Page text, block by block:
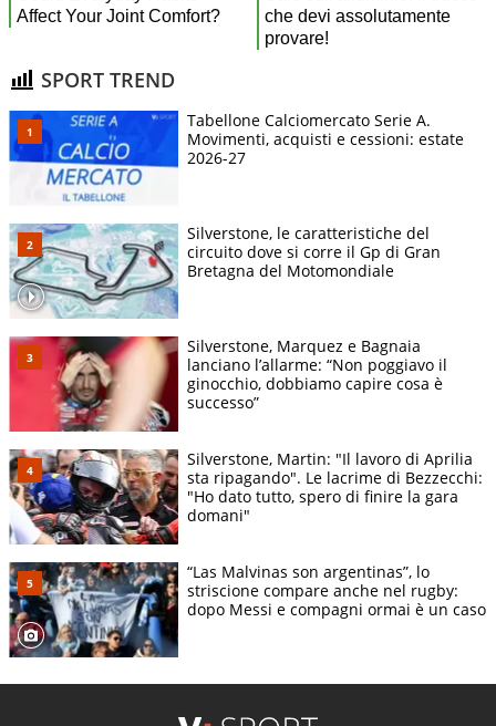
SPORT TREND
Tabellone Calciomercato Serie A.
Movimenti, acquisti e cessioni: estate
2026-27
Silverstone, le caratteristiche del
circuito dove si corre il Gp di Gran
Bretagna del Motomondiale
Silverstone, Marquez e Bagnaia
lanciano l’allarme: “Non poggiavo il
ginocchio, dobbiamo capire cosa è
successo”
Silverstone, Martin: "Il lavoro di Aprilia
sta ripagando". Le lacrime di Bezzecchi:
"Ho dato tutto, spero di finire la gara
domani"
“Las Malvinas son argentinas”, lo
striscione compare anche nel rugby:
dopo Messi e compagni ormai è un caso